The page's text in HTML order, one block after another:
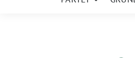
Zeige